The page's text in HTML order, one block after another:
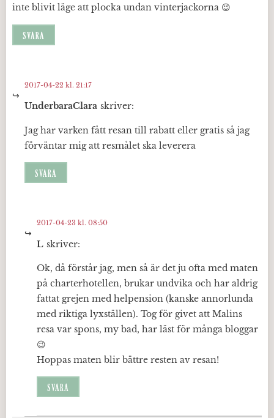
inte blivit läge att plocka undan vinterjackorna 😉
SVARA
UnderbaraClara skriver:
2017-04-22 kl. 21:17
Jag har varken fått resan till rabatt eller gratis så jag
förväntar mig att resmålet ska leverera
SVARA
L skriver:
2017-04-23 kl. 08:50
Ok, då förstår jag, men så är det ju ofta med maten
på charterhotellen, brukar undvika och har aldrig
fattat grejen med helpension (kanske annorlunda
med riktiga lyxställen). Tog för givet att Malins
resa var spons, my bad, har läst för många bloggar
😉
Hoppas maten blir bättre resten av resan!
SVARA